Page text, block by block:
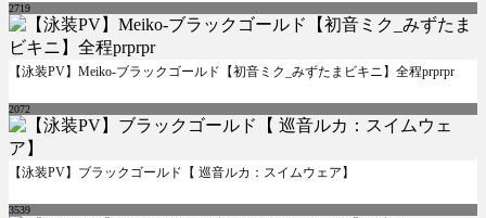
2719
【泳装PV】Meiko-ブラックゴールド【初音ミク_みずたまビキニ】全程prprpr
2072
【泳装PV】ブラックゴールド【 巡音ルカ：スイムウェア】
3539